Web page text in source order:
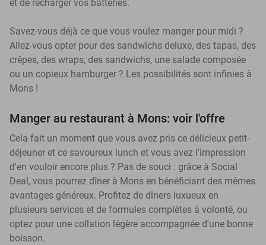
et de recharger vos batteries.
Savez-vous déjà ce que vous voulez manger pour midi ?
Allez-vous opter pour des sandwichs deluxe, des tapas, des
crêpes, des wraps, des sandwichs, une salade composée
ou un copieux hamburger ? Les possibilités sont infinies à
Mons !
Manger au restaurant à Mons: voir l'offre
Cela fait un moment que vous avez pris ce délicieux petit-
déjeuner et ce savoureux lunch et vous avez l'impression
d'en vouloir encore plus ? Pas de souci : grâce à Social
Deal, vous pourrez dîner à Mons en bénéficiant des mêmes
avantages généreux. Profitez de dîners luxueux en
plusieurs services et de formules complètes à volonté, ou
optez pour une collation légère accompagnée d'une bonne
boisson.